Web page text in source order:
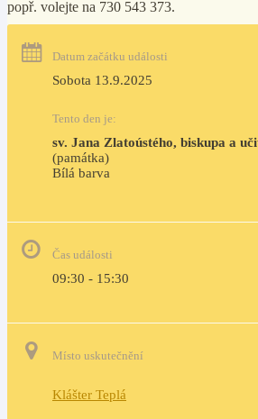
popř. volejte na 730 543 373.
Datum začátku události
Sobota 13.9.2025
Tento den je:
sv. Jana Zlatoústého, biskupa a
(památka)
Bílá
Čas události
09:30 - 15:30
Místo uskutečnění
Klášter Teplá